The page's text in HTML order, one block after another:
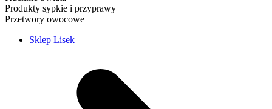
Produkty sypkie i przyprawy
Przetwory owocowe
Sklep Lisek